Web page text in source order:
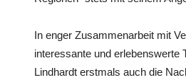
In enger Zusammenarbeit mit
interessante und erlebenswerte
Lindhardt erstmals auch die